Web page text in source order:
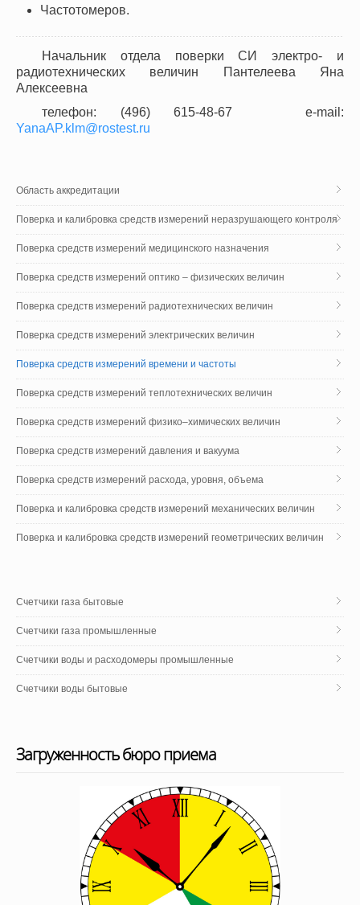
Частотомеров.
Начальник отдела поверки СИ электро- и
радиотехнических величин Пантелеева Яна
Алексеевна
телефон: (496) 615-48-67 e-mail:
YanaAP.klm@rostest.ru
Область аккредитации
Поверка и калибровка средств измерений неразрушающего контроля
Поверка средств измерений медицинского назначения
Поверка средств измерений оптико – физических величин
Поверка средств измерений радиотехнических величин
Поверка средств измерений электрических величин
Поверка средств измерений времени и частоты
Поверка средств измерений теплотехнических величин
Поверка средств измерений физико–химических величин
Поверка средств измерений давления и вакуума
Поверка средств измерений расхода, уровня, объема
Поверка и калибровка средств измерений механических величин
Поверка и калибровка средств измерений геометрических величин
Счетчики газа бытовые
Счетчики газа промышленные
Cчетчики воды и расходомеры промышленные
Счетчики воды бытовые
Загруженность бюро приема